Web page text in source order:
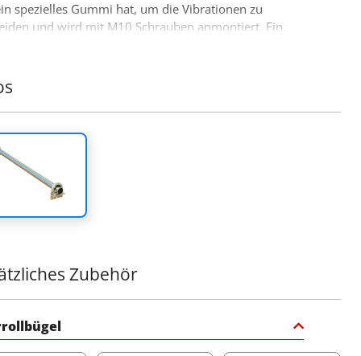
spezielles Gummi hat, um die Vibrationen zu
und wird mit M10 Schrauben anmontiert. Ein
Zubehör